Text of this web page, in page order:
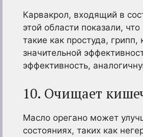
Карвакрол, входящий в
этой области показали,
такие как простуда,
значительной
эффективность,
10. Очищает
Масло орегано может
состояниях, таких как